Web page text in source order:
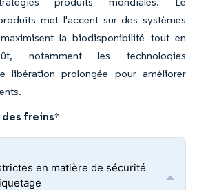
met l'accent sur des systèmes
la biodisponibilité tout en
notamment les technologies
libération prolongée pour améliorer
freins*
en matière de sécurité